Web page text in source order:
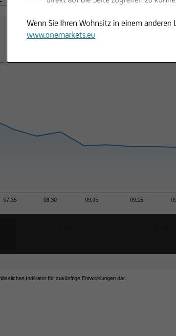
07:35 08:30 09:05 09:15
Indikator für zukünftige Entwicklungen dar.
Wenn Sie Ihren Wohnsitz in einem
www.onemarkets.eu